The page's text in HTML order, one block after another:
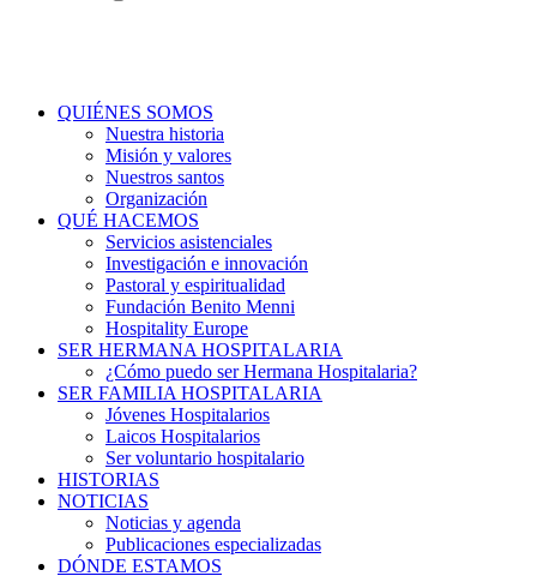
QUIÉNES SOMOS
Nuestra historia
Misión y valores
Nuestros santos
Organización
QUÉ HACEMOS
Servicios asistenciales
Investigación e innovación
Pastoral y espiritualidad
Fundación Benito Menni
Hospitality Europe
SER HERMANA HOSPITALARIA
¿Cómo puedo ser Hermana Hospitalaria?
SER FAMILIA HOSPITALARIA
Jóvenes Hospitalarios
Laicos Hospitalarios
Ser voluntario hospitalario
HISTORIAS
NOTICIAS
Noticias y agenda
Publicaciones especializadas
DÓNDE ESTAMOS